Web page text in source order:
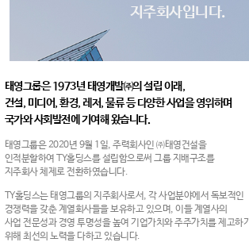
지주회사입니다.
태영그룹은 1973년 태영개발㈜의 설립 이래,
건설, 미디어, 환경, 레저, 물류 등 다양한 사업을 영위하며
국가와 사회발전에 기여해 왔습니다.
태영그룹은 2020년 9월 1일, 주력회사인 ㈜태영건설을
인적분할하여 TY홀딩스를 설립함으로써 그룹 지배구조를
지주회사 체제로 전환하였습니다.
TY홀딩스는 태영그룹의 지주회사로서, 각 사업분야에서 독보적인
경쟁력을 갖춘 계열회사들을 보유하고 있으며, 이들 계열사의
사업 전문성과 경영 투명성을 높여 기업가치와 주주가치를 제고하기
위해 최선의 노력을 다하고 있습니다.